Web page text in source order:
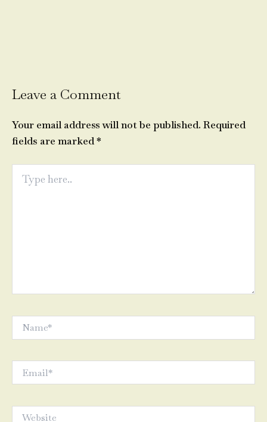
Leave a Comment
Your email address will not be published. Required
fields are marked*
here..